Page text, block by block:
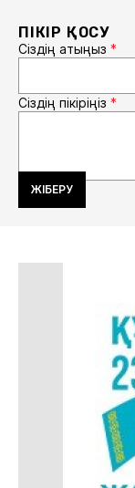
ПІКІР ҚОСУ
Сіздің атыңыз *
Сіздің пікіріңіз *
ЖІБЕРУ